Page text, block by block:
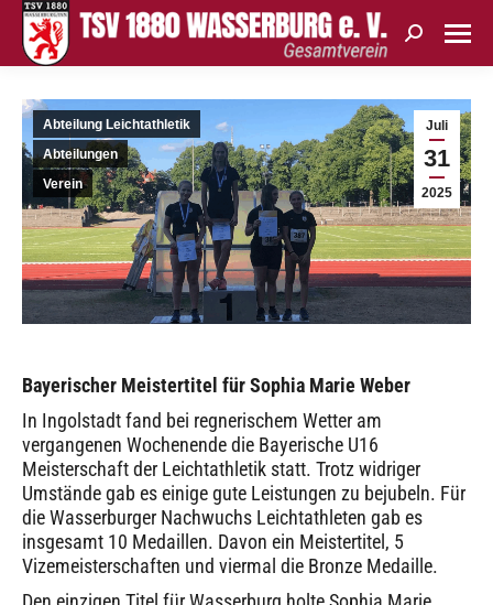
Search:
Juli
31
2025
Abteilung Leichtathletik
Abteilungen
Verein
Bayerischer Meistertitel für Sophia Marie Weber
In Ingolstadt fand bei regnerischem Wetter am
vergangenen Wochenende die Bayerische U16
Meisterschaft der Leichtathletik statt. Trotz widriger
Umstände gab es einige gute Leistungen zu bejubeln. Für
die Wasserburger Nachwuchs Leichtathleten gab es
insgesamt 10 Medaillen. Davon ein Meistertitel, 5
Vizemeisterschaften und viermal die Bronze Medaille.